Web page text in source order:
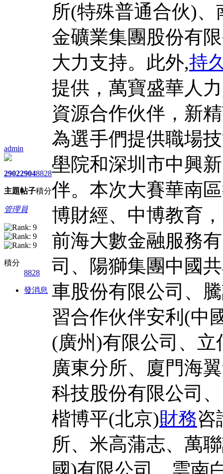
admin
2902
主題
2904
帖子
8828
積分
管理員
積分
8828
發消息
所(特殊普通合伙)
金礦業集團股份有
大力支持。此外,持
提供，萬寶盛華人
資源合作伙伴，新
為選手們提供職場
壆院和深圳市中興
伴。本次大賽華南
博財經、中博教育
前海大數金融服務
司、陽獅集團中國
車股份有限公司、
習合作伙伴安利(中
(廣州)有限公司、
廣東分所、廈門海
科技股份有限公司
楷博平(北京)財務咨
所、米高蒲志、萬
國)有限公司、雲南